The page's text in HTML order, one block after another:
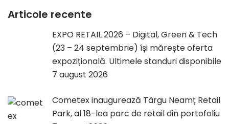
Articole recente
EXPO RETAIL 2026 – Digital, Green & Tech
(23 – 24 septembrie) își mărește oferta
expozițională. Ultimele standuri disponibile
7 august 2026
Cometex inaugurează Târgu Neamț Retail
Park, al 18-lea parc de retail din portofoliu